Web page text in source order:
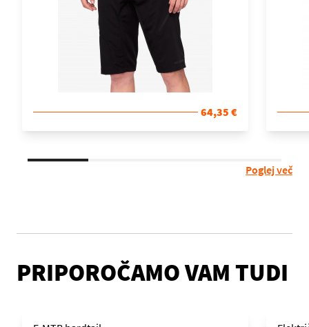
64,35 €
Poglej več
PRIPOROČAMO VAM TUDI